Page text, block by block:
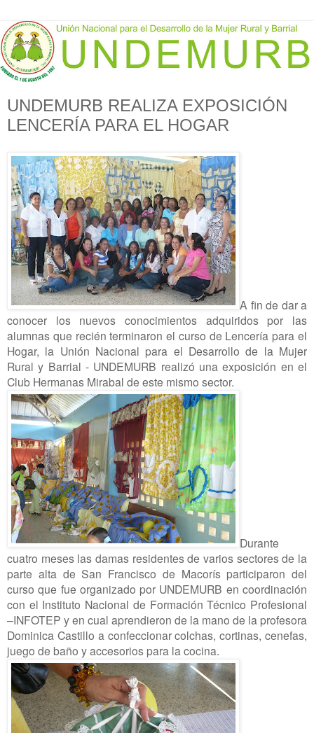
UNDEMURB REALIZA EXPOSICIÓN
LENCERÍA PARA EL HOGAR
A fin de dar a
conocer los nuevos conocimientos adquiridos por las
alumnas que recién terminaron el curso de Lencería para el
Hogar, la Unión Nacional para el Desarrollo de la Mujer
Rural y Barrial - UNDEMURB realizó una exposición en el
Club Hermanas Mirabal de este mismo sector.
Durante
cuatro meses las damas residentes de varios sectores de la
parte alta de San Francisco de Macorís participaron del
curso que fue organizado por UNDEMURB en coordinación
con el Instituto Nacional de Formación Técnico Profesional
–INFOTEP y en cual aprendieron de la mano de la profesora
Dominica Castillo a confeccionar colchas, cortinas, cenefas,
juego de baño y accesorios para la cocina.